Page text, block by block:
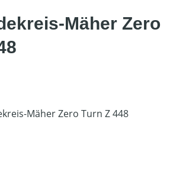
Mäher Zero